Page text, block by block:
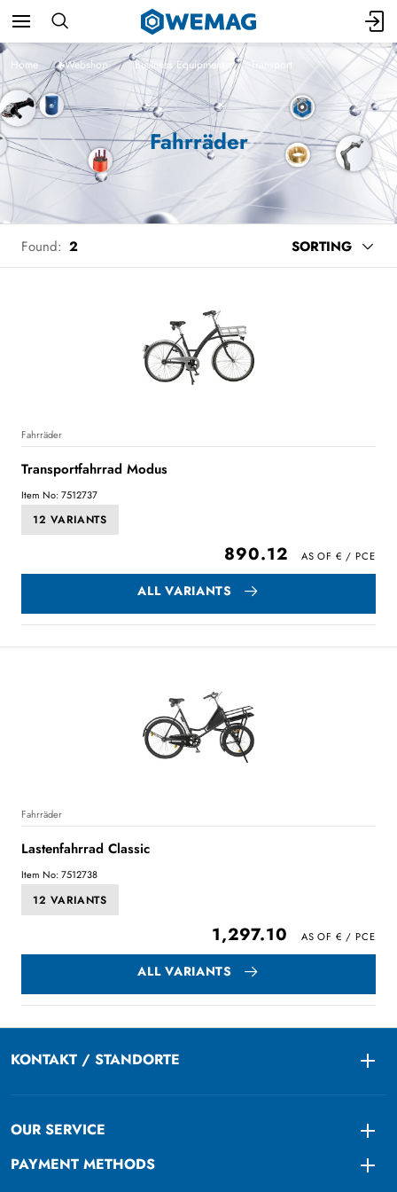
Home Webshop Business Equipment Transport
Fahrräder
Found: 2 SORTING
Fahrräder
Transportfahrrad Modus
Item No: 7512737
12 VARIANTS
890.12
ALL VARIANTS
Fahrräder
Lastenfahrrad Classic
Item No: 7512738
12 VARIANTS
1,297.10
ALL VARIANTS
KONTAKT / STANDORTE
OUR SERVICE
PAYMENT METHODS